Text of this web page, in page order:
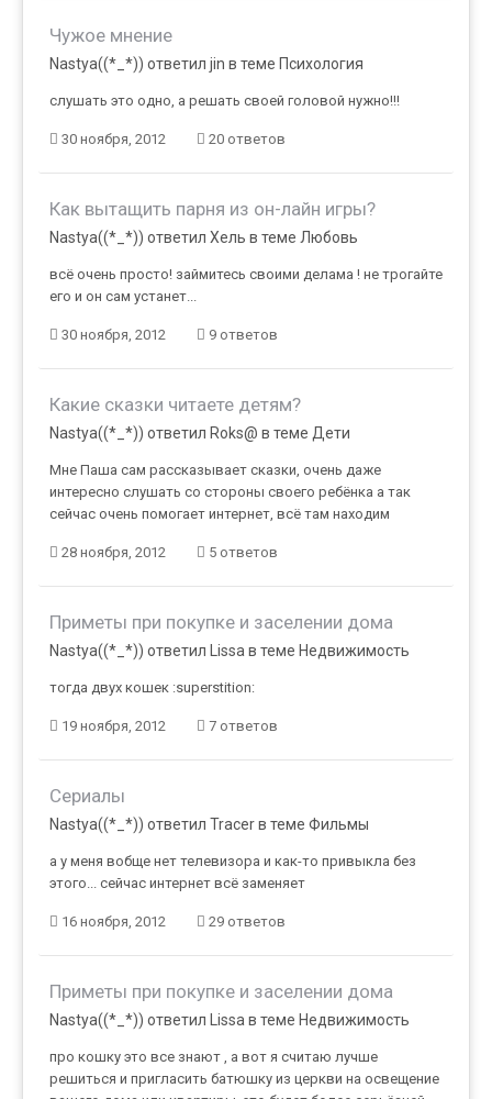
Чужое мнение
Nastya((*_*)) ответил jin в теме Психология
слушать это одно, а решать своей головой нужно!!!
30 ноября, 2012 20 ответов
Как вытащить парня из он-лайн игры?
Nastya((*_*)) ответил Хель в теме Любовь
всё очень просто! займитесь своими делама ! не трогайте
его и он сам устанет...
30 ноября, 2012 9 ответов
Какие сказки читаете детям?
Nastya((*_*)) ответил Roks@ в теме Дети
Мне Паша сам рассказывает сказки, очень даже
интересно слушать со стороны своего ребёнка а так
сейчас очень помогает интернет, всё там находим
28 ноября, 2012 5 ответов
Приметы при покупке и заселении дома
Nastya((*_*)) ответил Lissa в теме Недвижимость
тогда двух кошек :superstition:
19 ноября, 2012 7 ответов
Сериалы
Nastya((*_*)) ответил Tracer в теме Фильмы
а у меня вобще нет телевизора и как-то привыкла без
этого... сейчас интернет всё заменяет
16 ноября, 2012 29 ответов
Приметы при покупке и заселении дома
Nastya((*_*)) ответил Lissa в теме Недвижимость
про кошку это все знают , а вот я считаю лучше
решиться и пригласить батюшку из церкви на освещение